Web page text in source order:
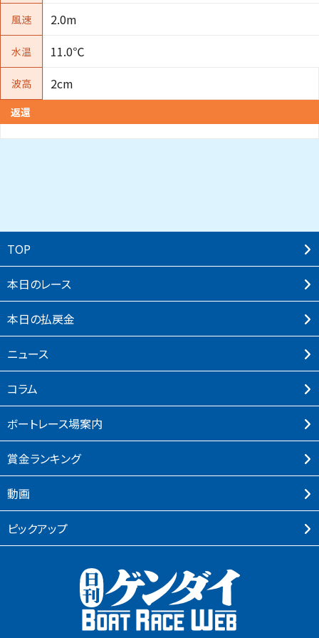
風速 2.0m
水温 11.0℃
波高 2cm
返還
TOP
本⽇のレース
本⽇の払戻⾦
ニュース
コラム
ボートレース場案内
賞⾦ランキング
動画
ピックアップ